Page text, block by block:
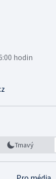
hodin
Tmavý